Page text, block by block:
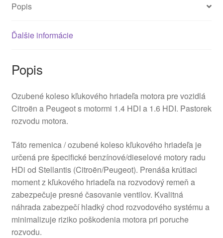
Popis
Ďalšie informácie
Popis
Ozubené koleso kľukového hriadeľa motora pre vozidlá
Citroën a Peugeot s motormi 1.4 HDI a 1.6 HDI. Pastorek
rozvodu motora.
Táto remenica / ozubené koleso kľukového hriadeľa je
určená pre špecifické benzínové/dieselové motory radu
HDi od Stellantis (Citroën/Peugeot). Prenáša krútiaci
moment z kľukového hriadeľa na rozvodový remeň a
zabezpečuje presné časovanie ventilov. Kvalitná
náhrada zabezpečí hladký chod rozvodového systému a
minimalizuje riziko poškodenia motora pri poruche
rozvodu.